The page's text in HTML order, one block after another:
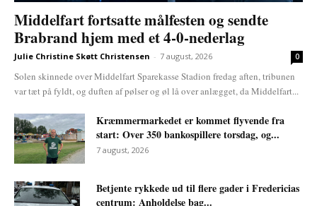
Middelfart fortsatte målfesten og sendte
Brabrand hjem med et 4-0-nederlag
Julie Christine Skøtt Christensen - 7 august, 2026 0
Solen skinnede over Middelfart Sparekasse Stadion fredag aften, tribunen
var tæt på fyldt, og duften af pølser og øl lå over anlægget, da Middelfart...
Kræmmermarkedet er kommet flyvende fra
start: Over 350 bankospillere torsdag, og...
7 august, 2026
Betjente rykkede ud til flere gader i Fredericias
centrum: Anholdelse bag...